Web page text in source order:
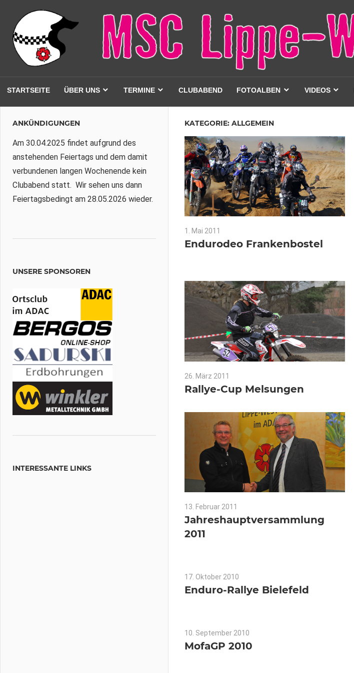
Inhalt
springen
MSC
Lippe-
West
e.V.
im
ADAC
STARTSEITE ÜBER UNS TERMINE CLUBABEND FOTOALBEN VIDEOS
KATEGORIE: ALLGEMEIN
1. Mai 2011
Endurodeo Frankenbostel
26. März 2011
Rallye-Cup Melsungen
13. Februar 2011
Jahreshauptversammlung
2011
17. Oktober 2010
Enduro-Rallye Bielefeld
10. September 2010
MofaGP 2010
ANKÜNDIGUNGEN
Am 30.04.2025 findet aufgrund des
anstehenden Feiertags und dem damit
verbundenen langen Wochenende kein
Clubabend statt. Wir sehen uns dann
Feiertagsbedingt am 28.05.2026 wieder.
UNSERE SPONSOREN
INTERESSANTE LINKS